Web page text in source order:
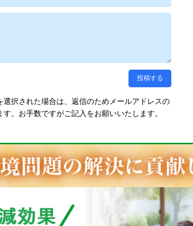
択された場合は、返信のためメールアドレスの
。お手数ですがご記入をお願いいたします。